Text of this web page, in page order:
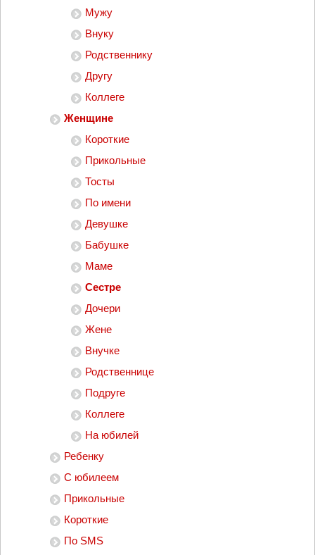
Мужу
Внуку
Родственнику
Другу
Коллеге
Женщине
Короткие
Прикольные
Тосты
По имени
Девушке
Бабушке
Маме
Сестре
Дочери
Жене
Внучке
Родственнице
Подруге
Коллеге
На юбилей
Ребенку
С юбилеем
Прикольные
Короткие
По SMS